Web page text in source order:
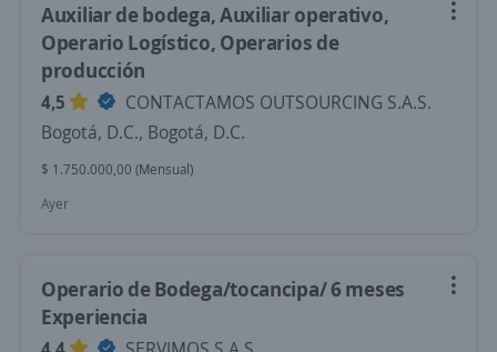
Auxiliar de bodega, Auxiliar operativo,
Operario Logístico, Operarios de
producción
4,5
CONTACTAMOS OUTSOURCING S.A.S.
Bogotá, D.C., Bogotá, D.C.
$ 1.750.000,00 (Mensual)
Ayer
Operario de Bodega/tocancipa/ 6 meses
Experiencia